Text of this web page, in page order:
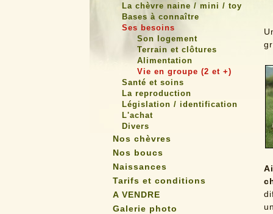
La chèvre naine / mini / toy
Bases à connaître
Ses besoins
Son logement
Terrain et clôtures
Alimentation
Vie en groupe (2 et +)
Santé et soins
La reproduction
Législation / identification
L'achat
Divers
Nos chèvres
Nos boucs
Naissances
Tarifs et conditions
A VENDRE
Galerie photo